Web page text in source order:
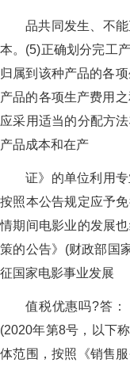
品共同发生、不
本。(5)正确划分完工
归属到该种产品的各
产品的各项生产费用
应采用适当的分配方
产品成本和在产
证》的单位利用
按照本公告规定应予
情期间电影业的发展
策的公告》(财政部国
征国家电影事业发展
值税优惠吗?答
(2020年第8号，以下
体范围，按照《销售